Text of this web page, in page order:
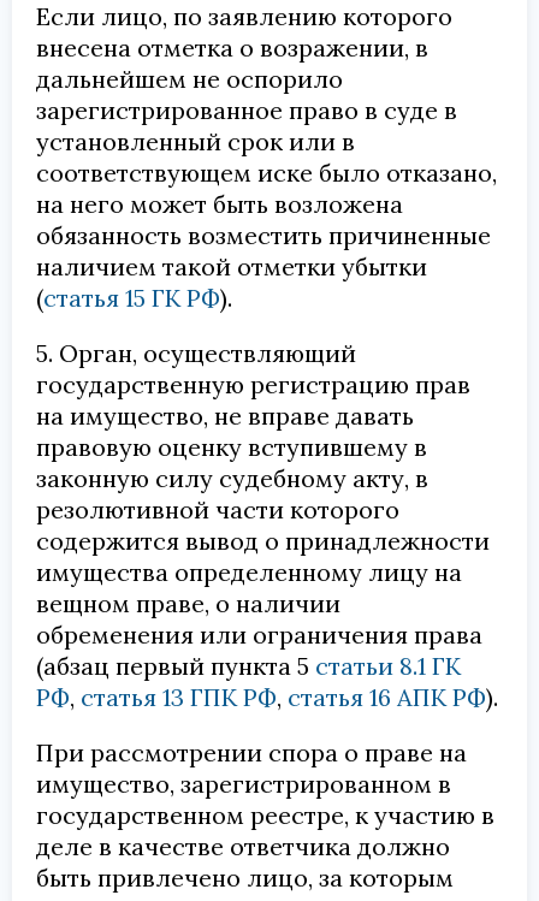
Если лицо, по заявлению которого
внесена отметка о возражении, в
дальнейшем не оспорило
зарегистрированное право в суде в
установленный срок или в
соответствующем иске было отказано,
на него может быть возложена
обязанность возместить причиненные
наличием такой отметки убытки
(статья 15 ГК РФ).
5. Орган, осуществляющий
государственную регистрацию прав
на имущество, не вправе давать
правовую оценку вступившему в
законную силу судебному акту, в
резолютивной части которого
содержится вывод о принадлежности
имущества определенному лицу на
вещном праве, о наличии
обременения или ограничения права
(абзац первый пункта 5 статьи 8.1 ГК
РФ, статья 13 ГПК РФ, статья 16 АПК РФ).
При рассмотрении спора о праве на
имущество, зарегистрированном в
государственном реестре, к участию в
деле в качестве ответчика должно
быть привлечено лицо, за которым